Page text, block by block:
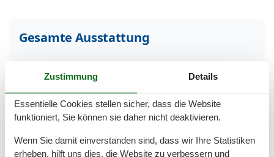
Gesamte Ausstattung
Radfahren
Entfernungen
Zum Bäcker
550 m
Zustimmung Details
Essentielle Cookies stellen sicher, dass die Website
funktioniert, Sie können sie daher nicht deaktivieren.
Wenn Sie damit einverstanden sind, dass wir Ihre Statistiken
erheben, hilft uns dies, die Website zu verbessern und